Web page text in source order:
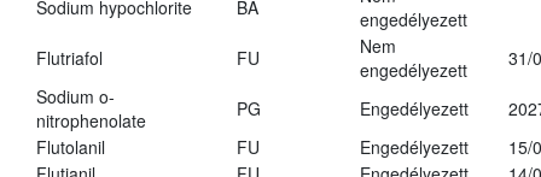
Sodium hypochlorite
BA
engedélyezett
Flutriafol
FU
Nem
engedélyezett
31/
Sodium o-
nitrophenolate
PG Engedélyezett
Flutolanil
FU Engedélyezett
15/